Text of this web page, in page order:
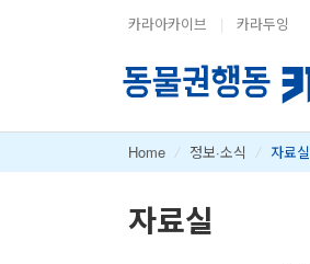
카라아카이브 | 카라두잉
Home / 정보·소식 / 자료실
자료실